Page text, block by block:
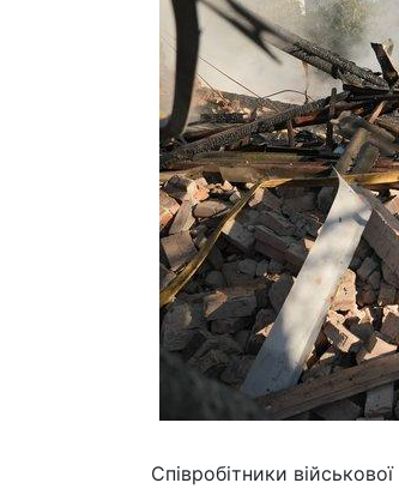
Співробітники